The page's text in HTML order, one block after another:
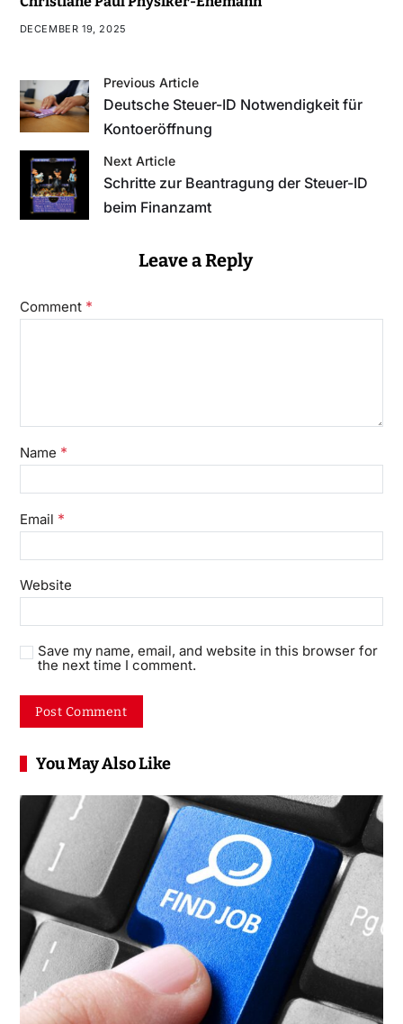
DECEMBER 19, 2025
Previous Article
Deutsche Steuer-ID Notwendigkeit für
Kontoeröffnung
Next Article
Schritte zur Beantragung der Steuer-ID
beim Finanzamt
Leave a Reply
Comment *
Name *
Email *
Website
Save my name, email, and website in this browser for
the next time I comment.
You May Also Like